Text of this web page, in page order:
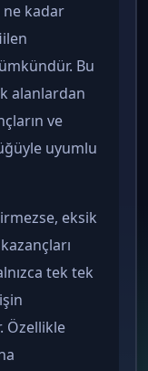
kadar
Bu
alanlardan
ve
uyumlu
eksik
tek tek
Özellikle